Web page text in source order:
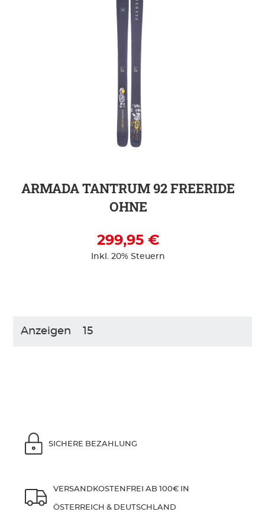
ARMADA TANTRUM 92 FREERIDE
OHNE
299,95 €
Inkl. 20% Steuern
ZUR DETAILSEITE
Anzeigen
SICHERE BEZAHLUNG
VERSANDKOSTENFREI AB 100€ IN
ÖSTERREICH & DEUTSCHLAND